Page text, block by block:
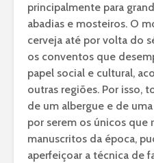
principalmente para
abadias e mosteiros. O
cerveja até por volta do
os conventos que
papel social e cultural,
outras regiões. Por isso,
de um albergue e de
por serem os únicos que
manuscritos da época,
aperfeiçoar a técnica de